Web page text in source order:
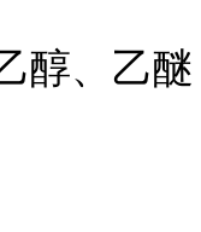
醇、乙醚